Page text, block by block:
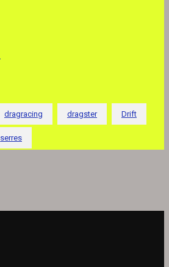
dragracing dragster Drift
serres